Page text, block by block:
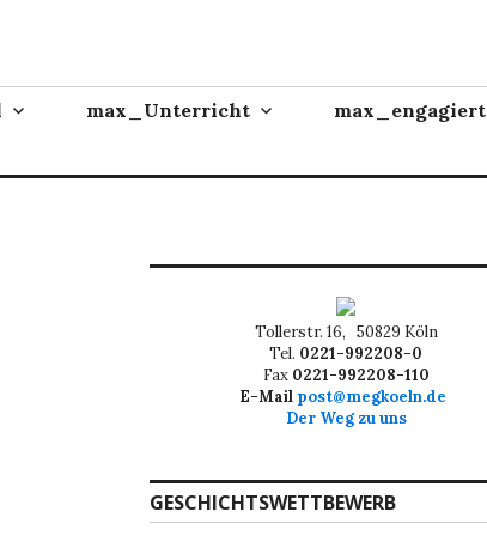
max_Unterricht
max_engagiert
Tollerstr. 16, 50829 Köln
Tel. 0221-992208-0
Fax 0221-992208-110
E-Mail post@megkoeln.de
Der Weg zu uns
GESCHICHTSWETTBEWERB